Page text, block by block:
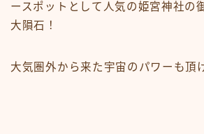
ースポットとして人気の姫宮神社の
大隕石！
大気圏外から来た宇宙のパワーも頂